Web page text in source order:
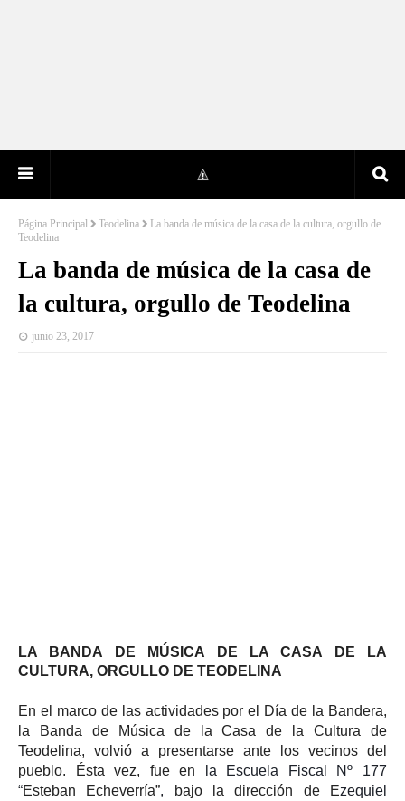
Página Principal Teodelina
La banda de música de la casa de la cultura, orgullo de
Teodelina
La banda de música de la casa de
la cultura, orgullo de Teodelina
junio 23, 2017
LA BANDA DE MÚSICA DE LA CASA DE LA
CULTURA, ORGULLO DE TEODELINA
En el marco de las actividades por el Día de la Bandera,
la Banda de Música de la Casa de la Cultura de
Teodelina, volvió a presentarse ante los vecinos del
pueblo. Ésta vez, fue en
la Escuela Fiscal Nº 177
“Esteban Echeverría”, bajo la dirección de Ezequiel